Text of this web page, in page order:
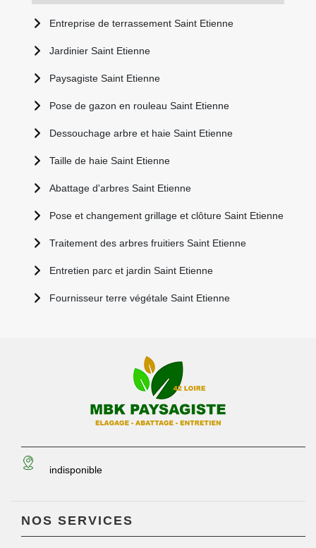
Entreprise de terrassement Saint Etienne
Jardinier Saint Etienne
Paysagiste Saint Etienne
Pose de gazon en rouleau Saint Etienne
Dessouchage arbre et haie Saint Etienne
Taille de haie Saint Etienne
Abattage d'arbres Saint Etienne
Pose et changement grillage et clôture Saint Etienne
Traitement des arbres fruitiers Saint Etienne
Entretien parc et jardin Saint Etienne
Fournisseur terre végétale Saint Etienne
indisponible
NOS SERVICES